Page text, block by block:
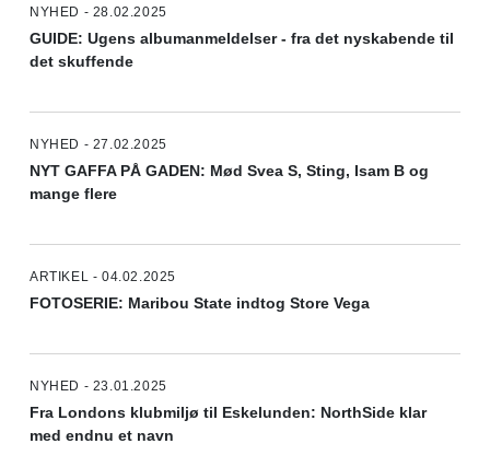
NYHED - 28.02.2025
GUIDE: Ugens albumanmeldelser - fra det nyskabende til
det skuffende
NYHED - 27.02.2025
NYT GAFFA PÅ GADEN: Mød Svea S, Sting, Isam B og
mange flere
ARTIKEL - 04.02.2025
FOTOSERIE: Maribou State indtog Store Vega
NYHED - 23.01.2025
Fra Londons klubmiljø til Eskelunden: NorthSide klar
med endnu et navn